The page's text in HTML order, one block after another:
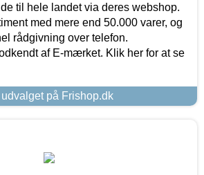
til hele landet via deres webshop.
med mere end 50.000 varer, og
rådgivning over telefon.
af E-mærket. Klik her for at se
på Frishop.dk